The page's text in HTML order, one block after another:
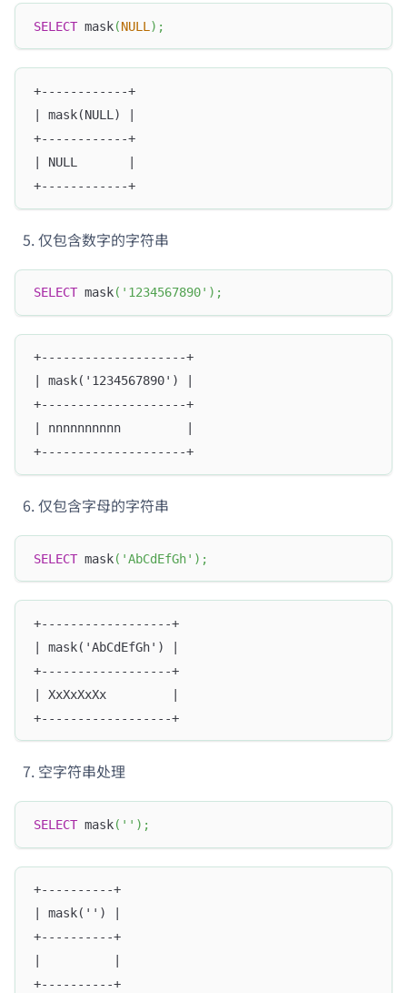
SELECT mask(NULL ) ;
+------------+
| mask(NULL) |
+------------+
| NULL       |
+------------+
仅包含数字的字符串
SELECT mask( '1234567890' ) ;
+--------------------+
| mask('1234567890') |
+--------------------+
| nnnnnnnnnn         |
+--------------------+
仅包含字母的字符串
SELECT mask( 'AbCdEfGh' ) ;
+------------------+
| mask('AbCdEfGh') |
+------------------+
| XxXxXxXx         |
+------------------+
空字符串处理
SELECT mask( '' ) ;
+----------+
| mask('') |
+----------+
+----------+